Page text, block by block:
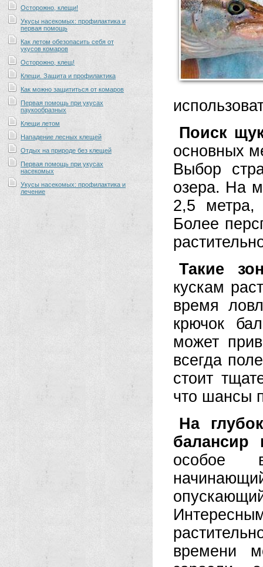
Осторожно, клещи!
Укусы насекомых: профилактика и
первая помощь
Как летом обезопасить себя от
укусов комаров
Осторожно, клещ!
Клещи. Защита и профилактика
Как можно защититься от комаров
Первая помощь при укусах
паукообразных
Клещи летом
Нападение лесных клещей
Отдых на природе без клещей
Первая помощь при укусах
насекомых
Укусы насекомых: профилактика и
лечение
Поиск
основных
Выбор
озера. На
2,5 метра,
Более
Такие
кускам
время
крючок
может
всегда
стоит
что шансы
На
балансир
особое
времени